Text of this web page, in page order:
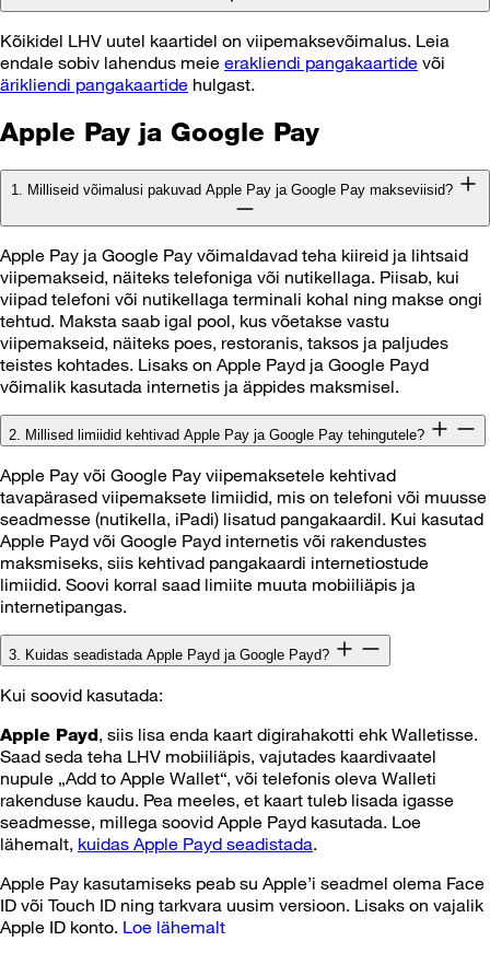
Kõikidel LHV uutel kaartidel on viipemaksevõimalus. Leia
endale sobiv lahendus meie erakliendi pangakaartide või
ärikliendi pangakaartide hulgast.
Apple Pay ja Google Pay
1. Milliseid võimalusi pakuvad Apple Pay ja Google Pay makseviisid?
Apple Pay ja Google Pay võimaldavad teha kiireid ja lihtsaid
viipemakseid, näiteks telefoniga või nutikellaga. Piisab, kui
viipad telefoni või nutikellaga terminali kohal ning makse ongi
tehtud. Maksta saab igal pool, kus võetakse vastu
viipemakseid, näiteks poes, restoranis, taksos ja paljudes
teistes kohtades. Lisaks on Apple Payd ja Google Payd
võimalik kasutada internetis ja äppides maksmisel.
2. Millised limiidid kehtivad Apple Pay ja Google Pay tehingutele?
Apple Pay või Google Pay viipemaksetele kehtivad
tavapärased viipemaksete limiidid, mis on telefoni või muusse
seadmesse (nutikella, iPadi) lisatud pangakaardil. Kui kasutad
Apple Payd või Google Payd internetis või rakendustes
maksmiseks, siis kehtivad pangakaardi internetiostude
limiidid. Soovi korral saad limiite muuta mobiiliäpis ja
internetipangas.
3. Kuidas seadistada Apple Payd ja Google Payd?
Kui soovid kasutada:
Apple Payd, siis lisa enda kaart digirahakotti ehk Walletisse.
Saad seda teha LHV mobiiliäpis, vajutades kaardivaatel
nupule „Add to Apple Wallet“, või telefonis oleva Walleti
rakenduse kaudu. Pea meeles, et kaart tuleb lisada igasse
seadmesse, millega soovid Apple Payd kasutada. Loe
lähemalt, kuidas Apple Payd seadistada.
Apple Pay kasutamiseks peab su Apple’i seadmel olema Face
ID või Touch ID ning tarkvara uusim versioon. Lisaks on vajalik
Apple ID konto. Loe lähemalt